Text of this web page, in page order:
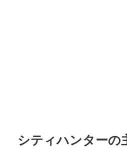
シティハンターの